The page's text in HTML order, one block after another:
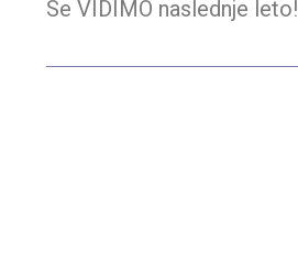
Se VIDIMO naslednje leto!